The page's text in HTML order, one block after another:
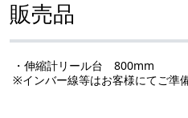
販売品
・伸縮計リール台 800mm
※インバー線等はお客様にてご準